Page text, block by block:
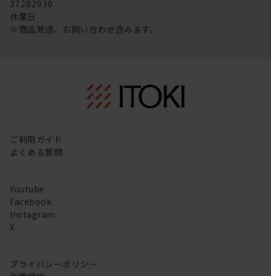
27282930
休業日
※商品発送、お問い合わせ含みます。
ご利用ガイド
よくある質問
Youtube
Facebook
Instagram
X
プライバシーポリシー